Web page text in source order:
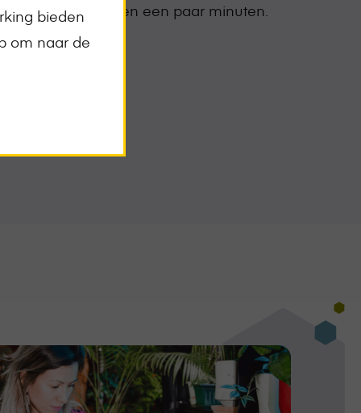
overzicht binnen een paar minuten.
bieden
om naar de